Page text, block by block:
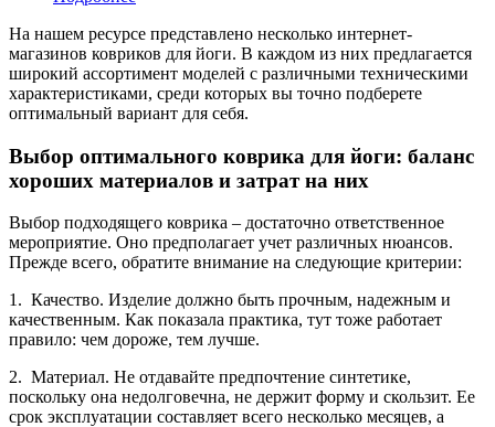
На нашем ресурсе представлено несколько интернет-
магазинов ковриков для йоги. В каждом из них предлагается
широкий ассортимент моделей с различными техническими
характеристиками, среди которых вы точно подберете
оптимальный вариант для себя.
Выбор оптимального коврика для йоги: баланс
хороших материалов и затрат на них
Выбор подходящего коврика – достаточно ответственное
мероприятие. Оно предполагает учет различных нюансов.
Прежде всего, обратите внимание на следующие критерии:
1. Качество. Изделие должно быть прочным, надежным и
качественным. Как показала практика, тут тоже работает
правило: чем дороже, тем лучше.
2. Материал. Не отдавайте предпочтение синтетике,
поскольку она недолговечна, не держит форму и скользит. Ее
срок эксплуатации составляет всего несколько месяцев, а